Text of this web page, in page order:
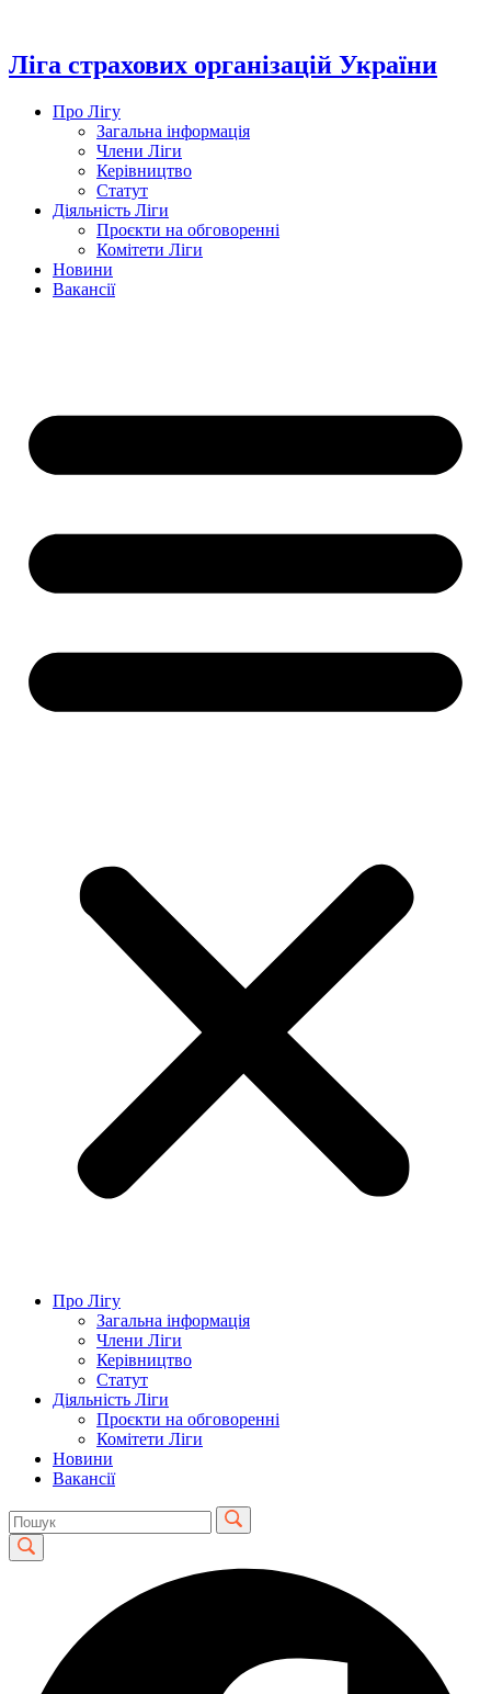
вмісту
Ліга страхових організацій України
Про Лігу
Загальна інформація
Члени Ліги
Керівництво
Статут
Діяльність Ліги
Проєкти на обговоренні
Комітети Ліги
Новини
Вакансії
Про Лігу
Загальна інформація
Члени Ліги
Керівництво
Статут
Діяльність Ліги
Проєкти на обговоренні
Комітети Ліги
Новини
Вакансії